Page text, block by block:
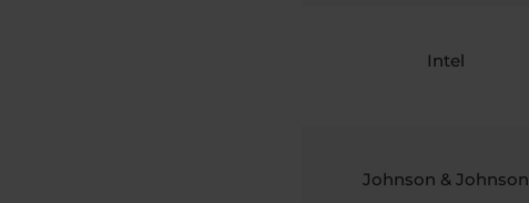
Intel
Johnson & Johnson